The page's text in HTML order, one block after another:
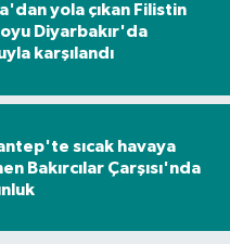
yola çıkan Filistin
Diyarbakır'da
karşılandı
sıcak havaya
Bakırcılar Çarşısı'nda